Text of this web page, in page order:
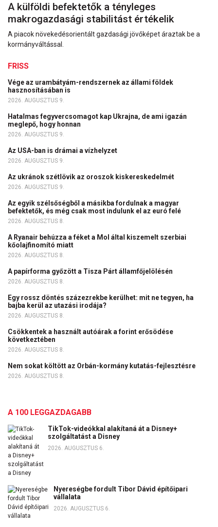
A külföldi befektetők a tényleges
makrogazdasági stabilitást értékelik
A piacok növekedésorientált gazdasági jövőképet áraztak be a
kormányváltással.
FRISS
Vége az urambátyám-rendszernek az állami földek
hasznosításában is
2026. AUGUSZTUS 9.
Hatalmas fegyvercsomagot kap Ukrajna, de ami igazán
meglepő, hogy honnan
2026. AUGUSZTUS 9.
Az USA-ban is drámai a vízhelyzet
2026. AUGUSZTUS 9.
Az ukránok szétlövik az oroszok kiskereskedelmét
2026. AUGUSZTUS 9.
Az egyik szélsőségből a másikba fordulnak a magyar
befektetők, és még csak most indulunk el az euró felé
2026. AUGUSZTUS 8.
A Ryanair behúzza a féket a Mol által kiszemelt szerbiai
kőolajfinomító miatt
2026. AUGUSZTUS 8.
A papírforma győzött a Tisza Párt államfőjelölésén
2026. AUGUSZTUS 8.
Egy rossz döntés százezrekbe kerülhet: mit ne tegyen, ha
bajba kerül az utazási irodája?
2026. AUGUSZTUS 8.
Csökkentek a használt autóárak a forint erősödése
következtében
2026. AUGUSZTUS 8.
Nem sokat költött az Orbán-kormány kutatás-fejlesztésre
2026. AUGUSZTUS 8.
A 100 LEGGAZDAGABB
TikTok-videókkal alakítaná át a Disney+
szolgáltatást a Disney
2026. AUGUSZTUS 6.
Nyereségbe fordult Tibor Dávid építőipari
vállalata
2026. AUGUSZTUS 6.